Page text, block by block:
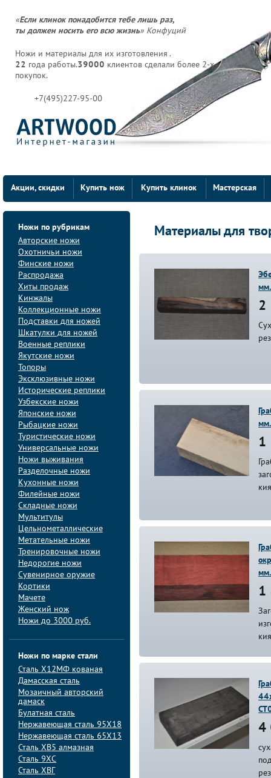
«Если клинок понадобится тебе лишь раз,
ты должен носить его всю жизнь» Конфуций
Ножи и материалы для их изготовления .
22 года работы.39000 клиентов сделали более 2-х
покупок.
+7(495)227-95-00
Акции, скидки Купить нож Купить клинок Мастерская
Ножи по рубрикам
Авторские ножи
Охотничьи ножи
Финские ножи
Распродажа
Хиты продаж
Кинжалы
Коллекционные ножи
Подставки для ножей
Шкатулки для ножей
Военные реплики
Якутские ножи
Топоры
Эксклюзивные ножи
Исторические реплики
Узбекские ножи
Японские ножи
Рыбацкие ножи
Туристические ножи
Универсальные ножи
Ножи выживания
Разделочные ножи
Кухонные ножи
Филейные ножи
Складные ножи
Мультитулы
Цельнометаллические
Метательные ножи
Тренировочные ножи
Недорогие ножи
Сувенирное оружие
Кортики
Мачете
Женский нож
Ножи до 3000 руб.
Ножи по марке стали
Сталь Х12МФ кованая
Дамасская сталь
Мозаичный авторский
дамаск
Булатная сталь
Нержавеющая сталь 95Х18
Нержавеющая сталь 65Х13
Сталь ХВ5 алмазная
Сталь 9ХС
Сталь ХВГ
Материалы для
2
1
кия
1
4